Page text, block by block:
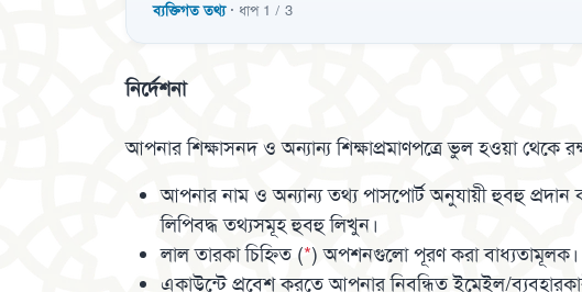
ব্যক্তিগত তথ্য· ধাপ 1 / 3
নির্দেশনা
আপনার শিক্ষাসনদ ও অন্যান্য শিক্ষাপ্রমাণপত্রে ভুল হওয়া
আপনার নাম ও অন্যান্য তথ্য পাসপোর্ট অনুযায়ী হুবহু
লিপিবদ্ধ তথ্যসমূহ হুবহু লিখুন।
লাল তারকা চিহ্নিত (*) অপশনগুলো পূরণ করা বাধ্যতামূলক।
একাউন্টে প্রবেশ করতে আপনার নিবন্ধিত ইমেইল/